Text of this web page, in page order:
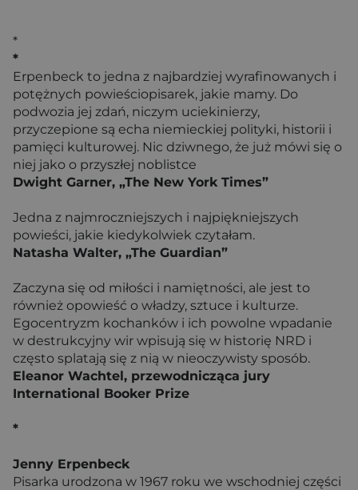
*
*
Erpenbeck to jedna z najbardziej wyrafinowanych i
potężnych powieściopisarek, jakie mamy. Do
podwozia jej zdań, niczym uciekinierzy,
przyczepione są echa niemieckiej polityki, historii i
pamięci kulturowej. Nic dziwnego, że już mówi się o
niej jako o przyszłej noblistce
Dwight Garner, „The New York Times”
Jedna z najmroczniejszych i najpiękniejszych
powieści, jakie kiedykolwiek czytałam.
Natasha Walter, „The Guardian”
Zaczyna się od miłości i namiętności, ale jest to
również opowieść o władzy, sztuce i kulturze.
Egocentryzm kochanków i ich powolne wpadanie
w destrukcyjny wir wpisują się w historię NRD i
często splatają się z nią w nieoczywisty sposób.
Eleanor Wachtel, przewodnicząca jury
International Booker Prize
*
Jenny Erpenbeck
Pisarka urodzona w 1967 roku we wschodniej części